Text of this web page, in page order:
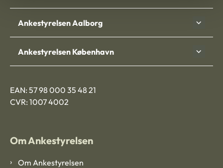
Ankestyrelsen Aalborg
Ankestyrelsen København
EAN: 57 98 000 35 48 21
CVR: 1007 4002
Om Ankestyrelsen
Om Ankestyrelsen